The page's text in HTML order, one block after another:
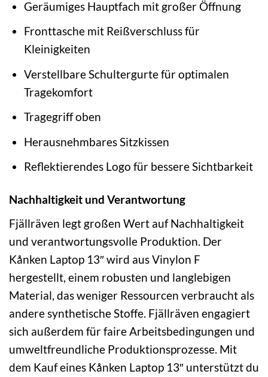
Geräumiges Hauptfach mit großer Öffnung
Fronttasche mit Reißverschluss für
Kleinigkeiten
Verstellbare Schultergurte für optimalen
Tragekomfort
Tragegriff oben
Herausnehmbares Sitzkissen
Reflektierendes Logo für bessere Sichtbarkeit
Nachhaltigkeit und Verantwortung
Fjällräven legt großen Wert auf Nachhaltigkeit
und verantwortungsvolle Produktion. Der
Kånken Laptop 13″ wird aus Vinylon F
hergestellt, einem robusten und langlebigen
Material, das weniger Ressourcen verbraucht als
andere synthetische Stoffe. Fjällräven engagiert
sich außerdem für faire Arbeitsbedingungen und
umweltfreundliche Produktionsprozesse. Mit
dem Kauf eines Kånken Laptop 13″ unterstützt du